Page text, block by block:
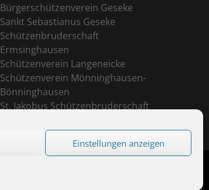
Einstellungen anzeigen
Bürgerschützenverein Geseke
Sankt Sebastianus Geseke
Schützenbruderschaft
Ermsinghausen
Schützenverein Langeneicke
Schützenverein Mönninghausen-
Bönninghausen
St. Jakobus Schützenbruderschaft